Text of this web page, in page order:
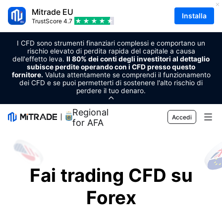
Mitrade EU
TrustScore 4.7
Installa
I CFD sono strumenti finanziari complessi e comportano un
rischio elevato di perdita rapida del capitale a causa
dell'effetto leva. Il 80% dei conti degli investitori al dettaglio
subisce perdite operando con i CFD presso questo
fornitore. Valuta attentamente se comprendi il funzionamento
dei CFD e se puoi permetterti di sostenere l'alto rischio di
perdere il tuo denaro.
Regional Sponsor
for AFA
Accedi
Mercato
Materie prime
Piattaforma di trading
Fai trading CFD su
Forex